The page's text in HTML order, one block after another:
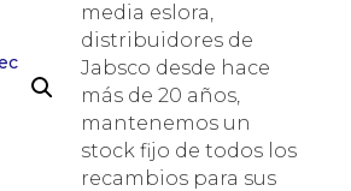
media eslora,
distribuidores de
Jabsco desde hace
más de 20 años,
mantenemos un
stock fijo de todos los
recambios para sus